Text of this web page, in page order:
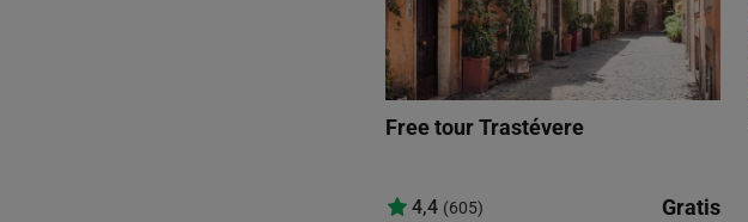
Free tour Trastévere
4,4 (605) Gratis